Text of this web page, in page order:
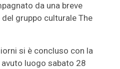
da una breve
gruppo culturale The
si è concluso con la
avuto luogo sabato 28